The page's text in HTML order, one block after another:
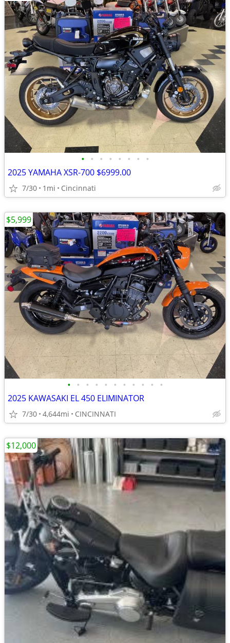
• • • • • • • •
2025 YAMAHA XSR-700 $6999.00
7/30 1mi Cincinnati
• • • • • • • • • • •
2025 KAWASAKI EL 450 ELIMINATOR
7/30 4,644mi CINCINNATI
$5,999
$12,000